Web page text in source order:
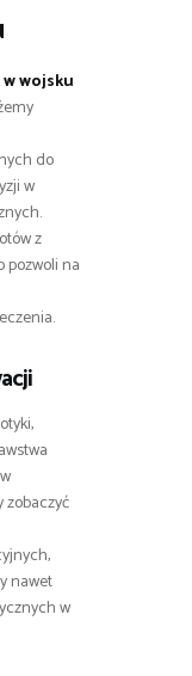
wojsku
do
w
z
na
zobaczyć
nawet
w